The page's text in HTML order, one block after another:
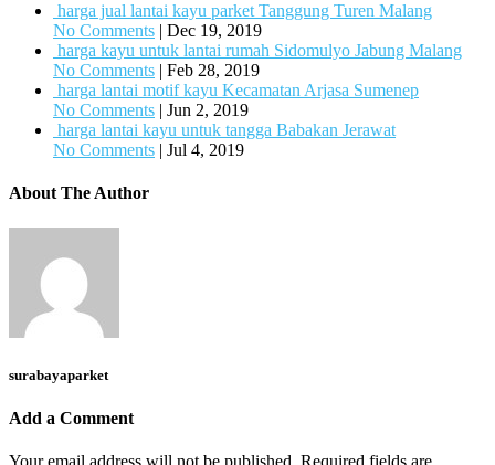
harga jual lantai kayu parket Tanggung Turen Malang
No Comments | Dec 19, 2019
harga kayu untuk lantai rumah Sidomulyo Jabung Malang
No Comments | Feb 28, 2019
harga lantai motif kayu Kecamatan Arjasa Sumenep
No Comments | Jun 2, 2019
harga lantai kayu untuk tangga Babakan Jerawat
No Comments | Jul 4, 2019
About The Author
surabayaparket
Add a Comment